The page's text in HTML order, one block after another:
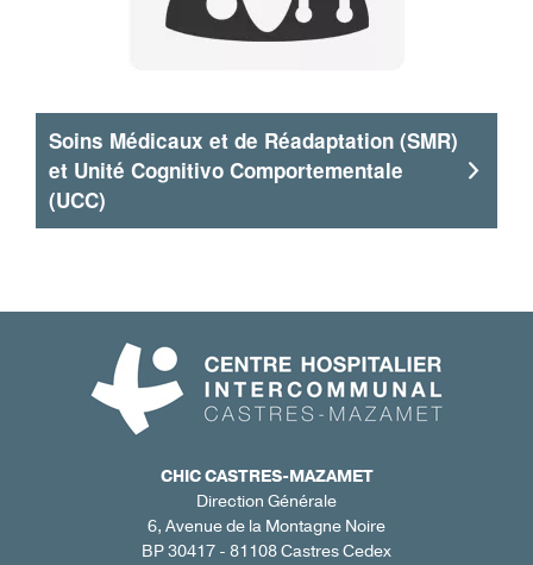
Soins Médicaux et de Réadaptation (SMR)
et Unité Cognitivo Comportementale
(UCC)
CHIC CASTRES-MAZAMET
Direction Générale
6, Avenue de la Montagne Noire
BP 30417 - 81108 Castres Cedex